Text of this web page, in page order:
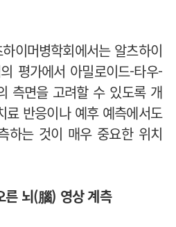
이머병학회에서는 알츠하이
평가에서 아밀로이드-타우-
측면을 고려할 수 있도록 개
반응이나 예후 예측에서도
하는 것이 매우 중요한 위치
른 뇌(腦) 영상 계측